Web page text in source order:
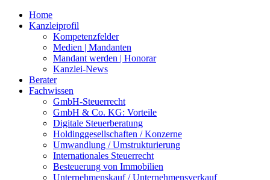
Home
Kanzleiprofil
Kompetenzfelder
Medien | Mandanten
Mandant werden | Honorar
Kanzlei-News
Berater
Fachwissen
GmbH-Steuerrecht
GmbH & Co. KG: Vorteile
Digitale Steuerberatung
Holdinggesellschaften / Konzerne
Umwandlung / Umstrukturierung
Internationales Steuerrecht
Besteuerung von Immobilien
Unternehmenskauf / Unternehmensverkauf